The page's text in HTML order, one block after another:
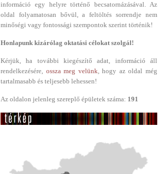
információ egy helyre történő becsatornázásával. Az
oldal folyamatosan bővül, a feltöltés sorrendje nem
minőségi vagy fontossági szempontok szerint történik!
Honlapunk kizárólag oktatási célokat szolgál!
Kérjük, ha további kiegészítő adat, információ áll
rendelkezésére, ossza meg velünk, hogy az oldal még
tartalmasabb és teljesebb lehessen!
Az oldalon jelenleg szereplő épületek száma: 191